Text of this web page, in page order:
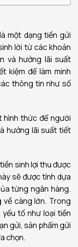
một dạng tiền gửi
lời từ các khoản
và hưởng lãi suất
kiệm để làm minh
thông tin như số
hình thức để người
hưởng lãi suất tiết
sinh lợi thu được
sẽ được tính dựa
từng ngân hàng.
về càng lớn. Trong
tố như loại tiền
gửi, sản phẩm gửi
chọn.